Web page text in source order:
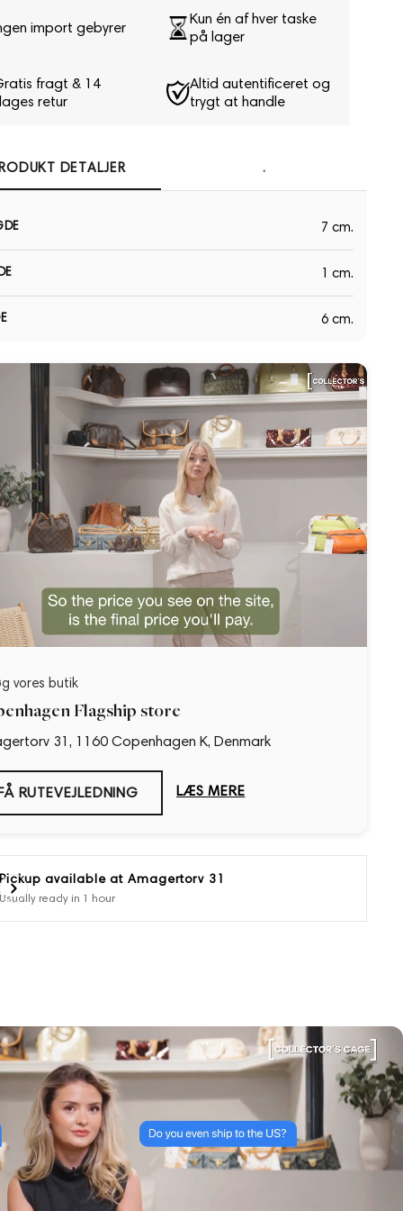
import gebyrer
Kun én af hver taske
på lager
fragt & 14
retur
Altid autentificeret og
trygt at handle
DETALJER .
7 cm.
1 cm.
6 cm.
vores butik
Flagship store
31, 1160 Copenhagen K, Denmark
RUTEVEJLEDNING LÆS MERE
Pickup available at Amagertorv 31
Usually ready in 1 hour